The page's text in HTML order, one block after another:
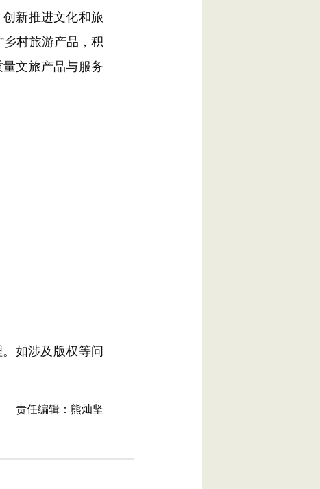
新推进文化和旅
乡村旅游产品，积
文旅产品与服务
如涉及版权等问
责任编辑：熊灿坚